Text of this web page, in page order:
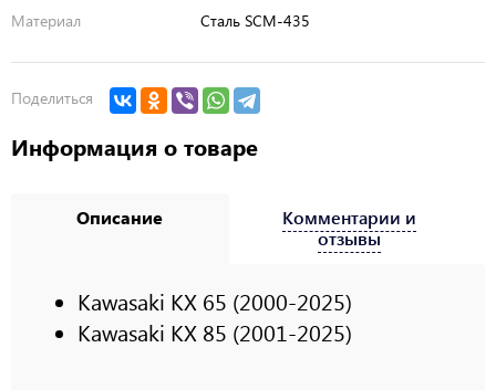
Материал
Сталь SCM-435
Поделиться
Информация о товаре
Описание
Kawasaki KX 65 (2000-2025)
Kawasaki KX 85 (2001-2025)
Комментарии и
отзывы